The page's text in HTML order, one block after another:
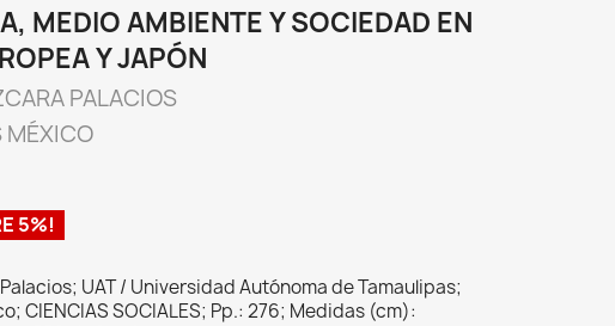
MEDIO AMBIENTE Y SOCIEDAD EN
Y JAPÓN
PALACIOS
MÉXICO
5%!
UAT / Universidad Autónoma de Tamaulipas;
CIENCIAS SOCIALES; Pp.: 276; Medidas (cm):